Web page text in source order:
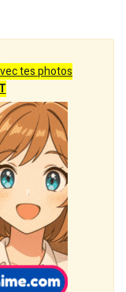
tes photos